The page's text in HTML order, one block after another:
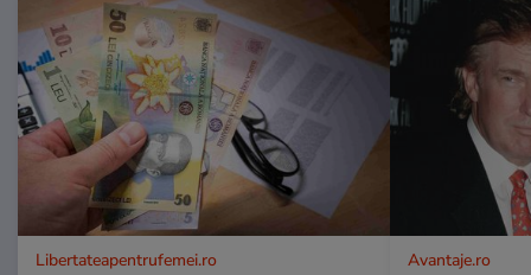
Libertateapentrufemei.ro Avantaje.ro